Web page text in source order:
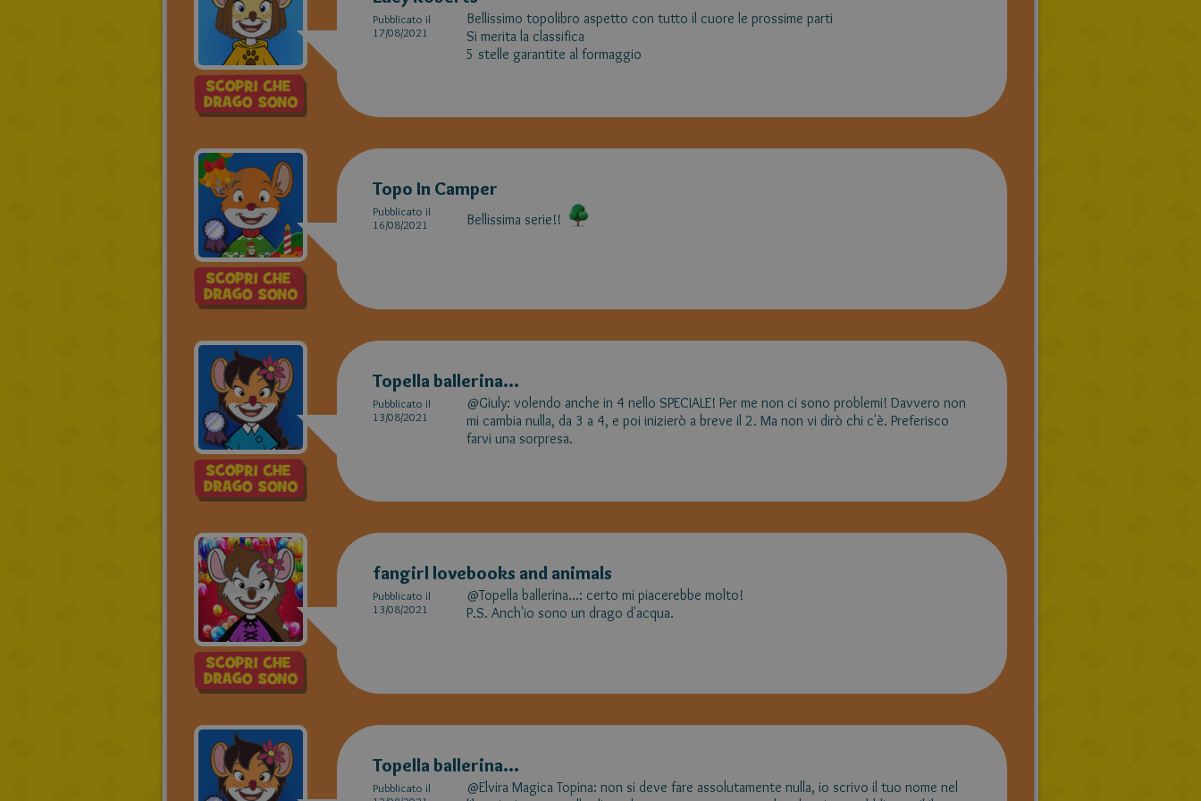
Pubblicato il
17/08/2021
Bellissimo topolibro aspetto con tutto il cuore le prossime parti
Si merita la classifica
5 stelle garantite al formaggio
Topo In Camper
Pubblicato il
16/08/2021
Bellissima serie!!
Topella ballerina...
Pubblicato il
13/08/2021
@Giuly: volendo anche in 4 nello SPECIALE! Per me non ci sono problemi! Davvero non
mi cambia nulla, da 3 a 4, e poi inizierò a breve il 2. Ma non vi dirò chi c'è. Preferisco
farvi una sorpresa.
fangirl lovebooks and animals
Pubblicato il
13/08/2021
@Topella ballerina...: certo mi piacerebbe molto!
P.S. Anch'io sono un drago d'acqua.
Topella ballerina...
Pubblicato il
@Elvira Magica Topina: non si deve fare assolutamente nulla, io scrivo il tuo nome nel